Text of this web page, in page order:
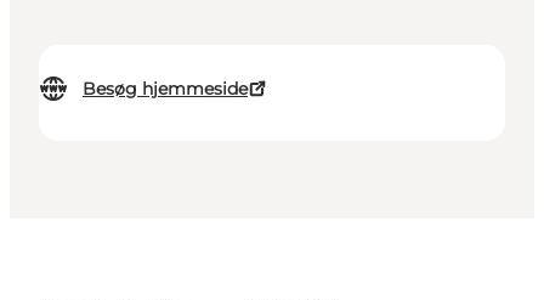
Besøg hjemmeside